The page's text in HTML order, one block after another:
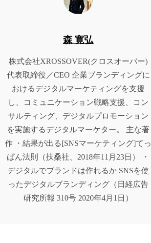
森 寛弘
株式会社XROSSOVER(クロスオーバー)
代表取締役／CEO 企業ブランディングに
おけるデジタルマーケティングを支援
し、コミュニケーション戦略支援、コン
サルティング、デジタルプロモーション
を実施するデジタルマーケター。 主な著
作 ・結果が出る[SNSマーケティング]てっ
ぱん法則（扶桑社、2018年11月23日） ・
デジタルでブランドは作れるか SNSを使
ったデジタルブランディング（日経広告
研究所報 310号 2020年4月1日）